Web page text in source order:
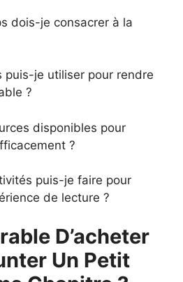
dois-je consacrer à la
puis-je utiliser pour rendre
?
disponibles pour
?
puis-je faire pour
de lecture ?
D’acheter
Un Petit